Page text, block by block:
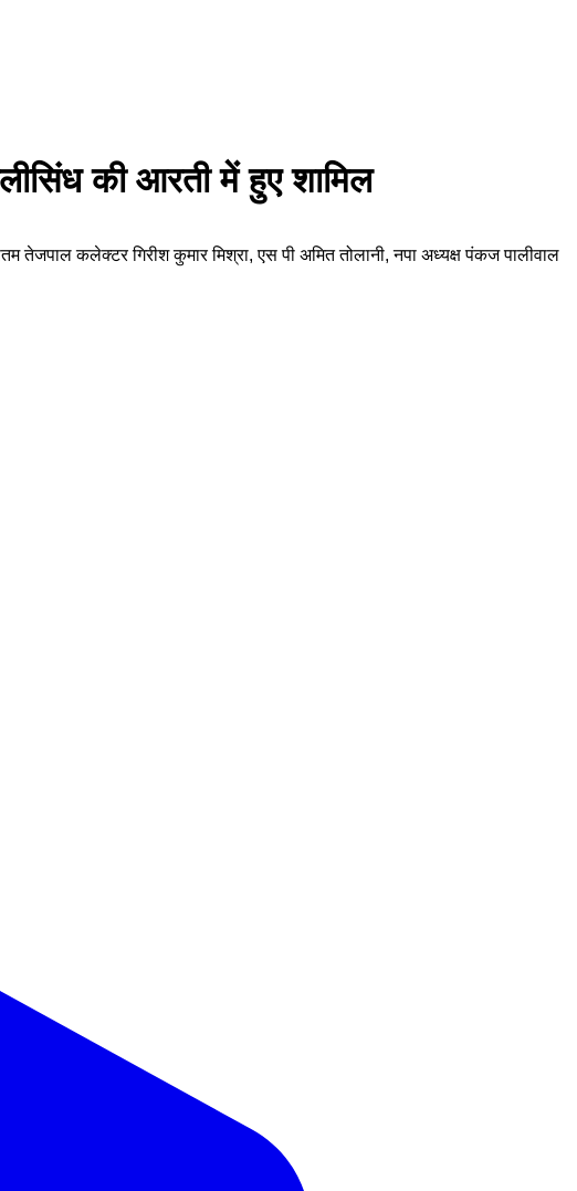
की आरती में हुए शामिल
तेजपाल कलेक्टर गिरीश कुमार मिश्रा, एस पी अमित तोलानी, नपा अध्यक्ष पंकज पालीवाल